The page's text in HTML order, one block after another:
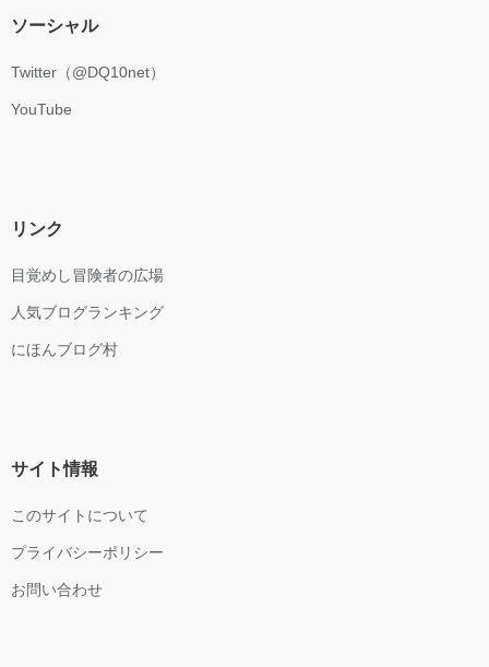
ソーシャル
Twitter（@DQ10net）
YouTube
リンク
目覚めし冒険者の広場
人気ブログランキング
にほんブログ村
サイト情報
このサイトについて
プライバシーポリシー
お問い合わせ